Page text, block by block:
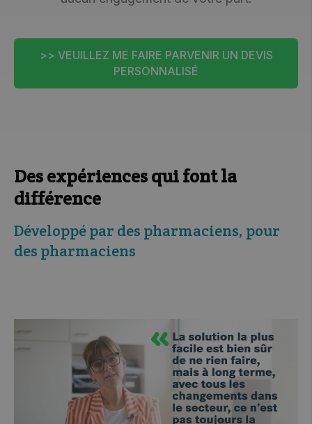
>> VEUILLEZ ME FAIRE PARVENIR UN DEVIS
PERSONNALISÉ
Des expériences qui font la
différence
Développé par des pharmaciens, pour
des pharmaciens